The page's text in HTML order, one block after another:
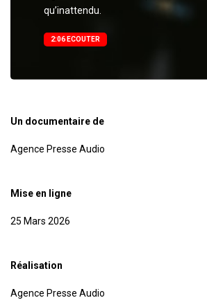
qu’inattendu.
2:06 ECOUTER
Un documentaire de
Agence Presse Audio
Mise en ligne
25 Mars 2026
Réalisation
Agence Presse Audio